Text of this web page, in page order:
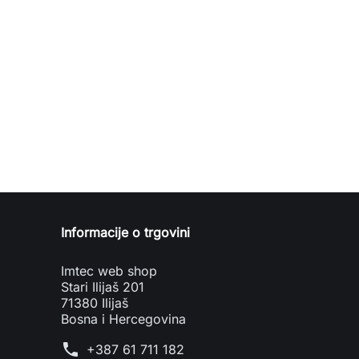
Informacije o trgovini
Imtec web shop
Stari Ilijaš 201
71380 Ilijaš
Bosna i Hercegovina
phone +387 61 711 182